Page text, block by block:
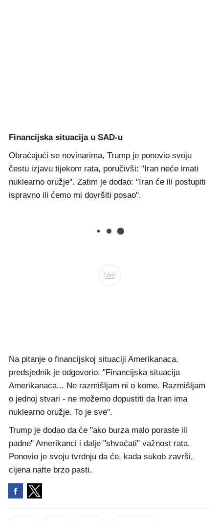
Financijska situacija u SAD-u
Obraćajući se novinarima, Trump je ponovio svoju
čestu izjavu tijekom rata, poručivši: "Iran neće imati
nuklearno oružje". Zatim je dodao: "Iran će ili postupiti
ispravno ili ćemo mi dovršiti posao".
Ad
Na pitanje o financijskoj situaciji Amerikanaca,
predsjednik je odgovorio: "Financijska situacija
Amerikanaca... Ne razmišljam ni o kome. Razmišljam
o jednoj stvari - ne možemo dopustiti da Iran ima
nuklearno oružje. To je sve".
Trump je dodao da će "ako burza malo poraste ili
padne" Amerikanci i dalje "shvaćati" važnost rata.
Ponovio je svoju tvrdnju da će, kada sukob završi,
cijena nafte brzo pasti.